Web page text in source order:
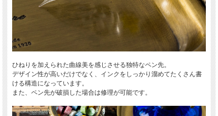
ひねりを加えられた曲線美を感じさせる独特なペン先。
デザイン性が高いだけでなく、インクをしっかり溜めてたくさん書
ける構造になっています。
また、ペン先が破損した場合は修理が可能です。